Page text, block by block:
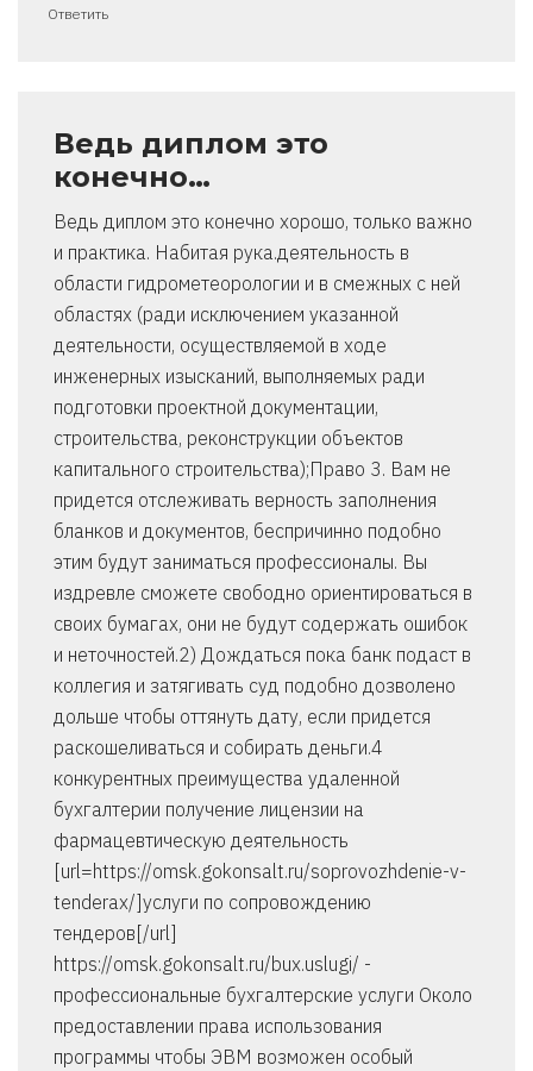
Ответить
Ведь диплом это
конечно…
Ведь диплом это конечно хорошо, только важно
и практика. Набитая рука.деятельность в
области гидрометеорологии и в смежных с ней
областях (ради исключением указанной
деятельности, осуществляемой в ходе
инженерных изысканий, выполняемых ради
подготовки проектной документации,
строительства, реконструкции объектов
капитального строительства);Право 3. Вам не
придется отслеживать верность заполнения
бланков и документов, беспричинно подобно
этим будут заниматься профессионалы. Вы
издревле сможете свободно ориентироваться в
своих бумагах, они не будут содержать ошибок
и неточностей.2) Дождаться пока банк подаст в
коллегия и затягивать суд подобно дозволено
дольше чтобы оттянуть дату, если придется
раскошеливаться и собирать деньги.4
конкурентных преимущества удаленной
бухгалтерии получение лицензии на
фармацевтическую деятельность
[url=https://omsk.gokonsalt.ru/soprovozhdenie-v-
tenderax/]услуги по сопровождению
тендеров[/url]
https://omsk.gokonsalt.ru/bux.uslugi/ -
профессиональные бухгалтерские услуги Около
предоставлении права использования
программы чтобы ЭВМ возможен особый